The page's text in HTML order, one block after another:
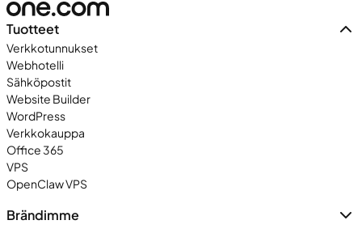
Tuotteet
Verkkotunnukset
Webhotelli
Sähköpostit
Website Builder
WordPress
Verkkokauppa
Office 365
VPS
OpenClaw VPS
Brändimme